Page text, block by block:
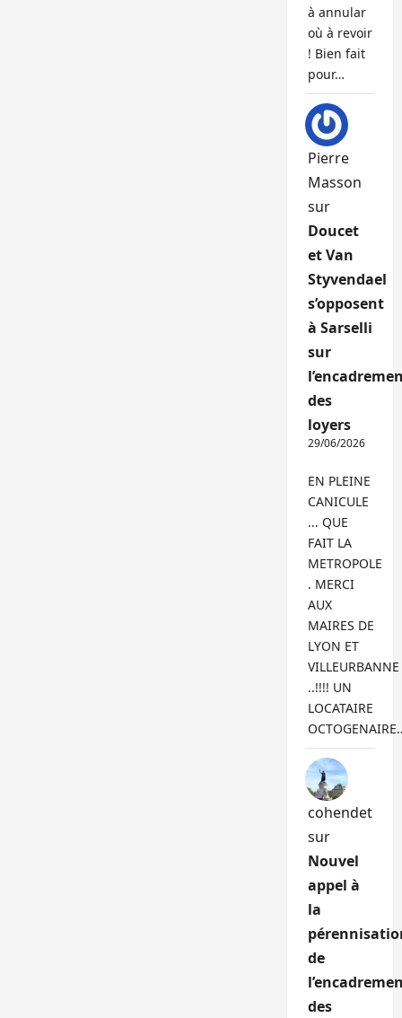
à annular
où à revoir
! Bien fait
pour…
Pierre
Masson
sur
Doucet
et Van
Styvendael
s’opposent
à Sarselli
sur
des
loyers
29/06/2026
EN PLEINE
CANICULE
... QUE
FAIT LA
METROPOLE
. MERCI
AUX
MAIRES DE
LYON ET
VILLEURBANNE
..!!!! UN
LOCATAIRE
cohendet
sur
Nouvel
appel à
la
de
des